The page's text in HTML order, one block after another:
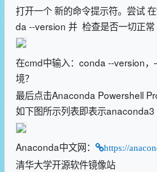
打开一个 新的命令提示符。尝试
da --version 并 检查是否一切正常
在cmd中输入：conda --version
境？
最后点击Anaconda Powershell
如下图所示列表即表示anaconda3
Anaconda中文网： https://
清华大学开源软件镜像站